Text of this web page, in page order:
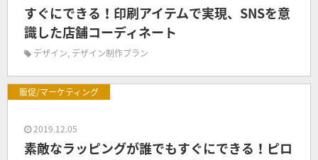
すぐにできる！印刷アイテムで実現、SNSを意
識した店舗コーディネート
デザイン, デザイン制作プラン
販促/マーケティング
2019.12.05
素敵なラッピングが誰でもすぐにできる！ピロ